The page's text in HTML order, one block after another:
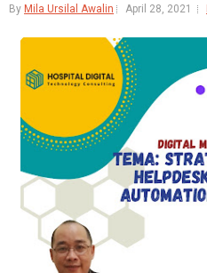
By Mila Ursilal Awalin April 28, 2021